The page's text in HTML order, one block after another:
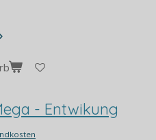
- Entwikung